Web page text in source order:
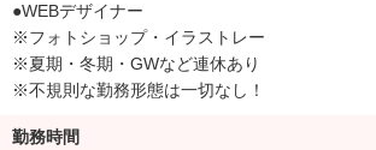
●WEBデザイナー
※フォトショップ・イラストレー
※夏期・冬期・GWなど連休あり
※不規則な勤務形態は一切なし！
勤務時間